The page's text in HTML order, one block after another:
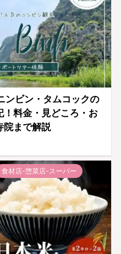
ンビン・タムコックの
！料金・見どころ・お
院まで解説
食材店-惣菜店-スーパー